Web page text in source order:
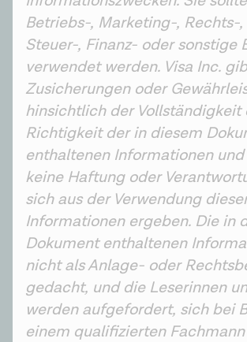
Betriebs-, Marketing-, Rechts-,
Steuer-, Finanz- oder sonstige
verwendet werden. Visa Inc.
Zusicherungen oder
hinsichtlich der Vollständigkeit
Richtigkeit der in diesem
enthaltenen Informationen
keine Haftung oder
sich aus der Verwendung
Informationen ergeben. Die in
Dokument enthaltenen
nicht als Anlage- oder
gedacht, und die Leserinnen
werden aufgefordert, sich bei
einem qualifizierten